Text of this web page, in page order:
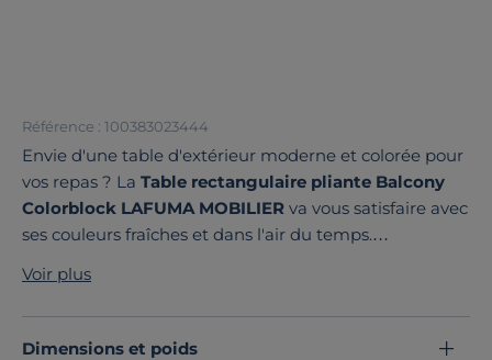
Référence : 100383023444
Envie d'une table d'extérieur moderne et colorée pour
vos repas ? La Table rectangulaire pliante Balcony
Colorblock LAFUMA MOBILIER va vous satisfaire avec
ses couleurs fraîches et dans l'air du temps.
espace. Spécialement conçue pour l'extérieur, elle
mêlesoliditéetlongévité. Sa structure en acier HLE
assure une pérennité du produit. Ce matériau est
Voir plus
Dimensions et poids